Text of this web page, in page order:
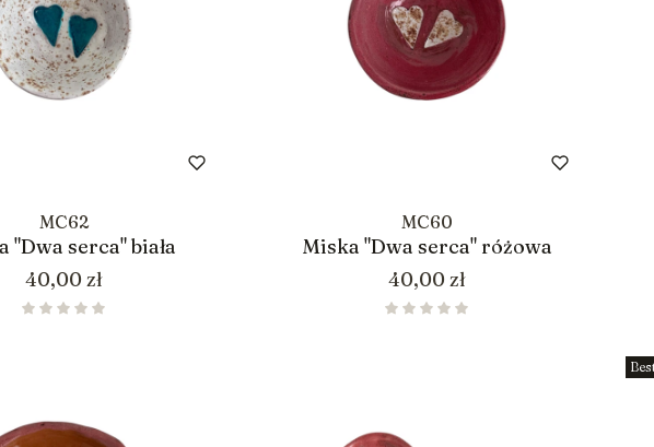
MC62
"Dwa serca" biała
Cena
40,00 zł
MC60
Miska "Dwa serca" różowa
Cena
40,00 zł